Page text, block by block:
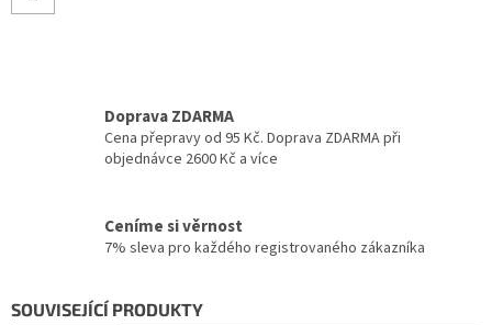
Doprava ZDARMA
Cena přepravy od 95 Kč. Doprava ZDARMA při
objednávce 2600 Kč a více
Ceníme si věrnost
7% sleva pro každého registrovaného zákazníka
SOUVISEJÍCÍ PRODUKTY